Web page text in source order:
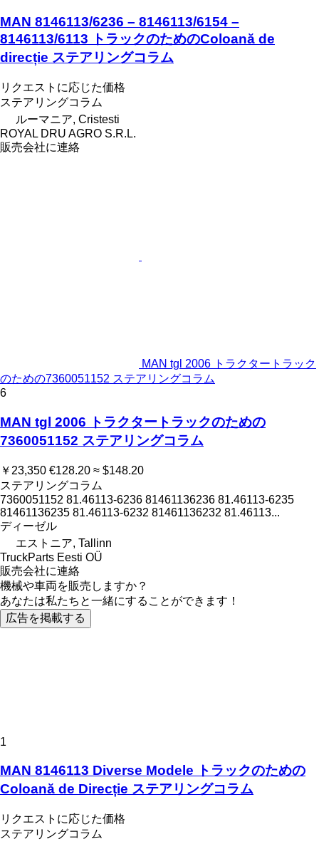
MAN 8146113/6236 – 8146113/6154 –
8146113/6113 トラックのためのColoană de
direcție ステアリングコラム
リクエストに応じた価格
ステアリングコラム
ルーマニア, Cristesti
ROYAL DRU AGRO S.R.L.
販売会社に連絡
MAN tgl 2006 トラクタートラック
のための7360051152 ステアリングコラム
6
MAN tgl 2006 トラクタートラックのための
7360051152 ステアリングコラム
￥23,350 €128.20 ≈ $148.20
ステアリングコラム
7360051152 81.46113-6236 81461136236 81.46113-6235
81461136235 81.46113-6232 81461136232 81.46113...
ディーゼル
エストニア, Tallinn
TruckParts Eesti OÜ
販売会社に連絡
機械や車両を販売しますか？
あなたは私たちと一緒にすることができます！
広告を掲載する
1
MAN 8146113 Diverse Modele トラックのための
Coloană de Direcție ステアリングコラム
リクエストに応じた価格
ステアリングコラム